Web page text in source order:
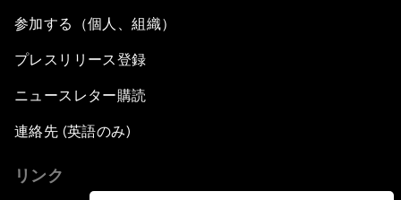
参加する（個人、組織）
プレスリリース登録
ニュースレター購読
連絡先 (英語のみ)
リンク